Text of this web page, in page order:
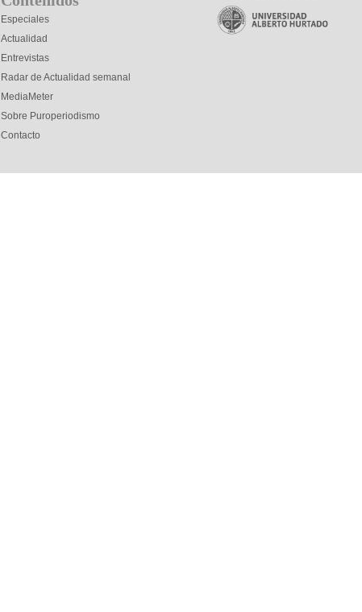
Especiales
Actualidad
Entrevistas
Radar de Actualidad semanal
MediaMeter
Sobre Puroperiodismo
Contacto